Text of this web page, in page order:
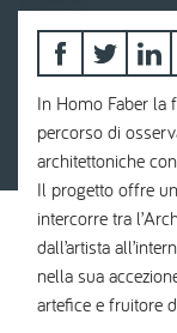
In Homo Faber la
percorso di
architettoniche
Il progetto offre
intercorre tra
dall’artista
nella sua
artefice e fruitore